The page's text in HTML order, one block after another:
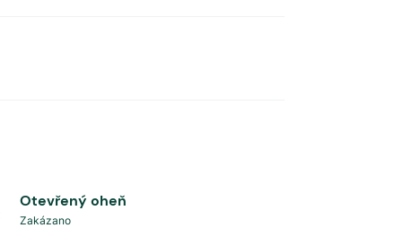
Otevřený oheň
Zakázano